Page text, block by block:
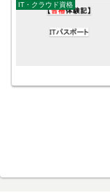
IT・クラウド資格